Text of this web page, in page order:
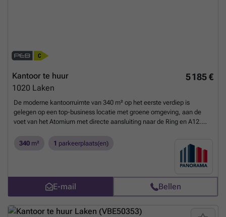
5 185 €
Kantoor te huur
1020 Laken
De moderne kantoorruimte van 340 m² op het eerste verdiep is
gelegen op een top-business locatie met groene omgeving, aan de
voet van het Atomium met directe aansluiting naar de Ring en A12.
Zaventem bevindt zich op slechts 15 min. De ruimte kan opgesplits
worden in 5 units van 68 m². Het prestigieus kantoorgebouw geniet
permanente technische & commerciële ondersteuning en 24/24u
security. Daarnaast is het gebouw voorzien van zonnepanelen,
airconditioning, veel lichtinval en een strakke eigentijdse look. Tevens
is er een zeer ruime parking voorzien van 1.500 parkeerplaatsen (in-
en outdoor) met laadmogelijkheden. Afhankelijk van uw
340 m² 1 parkeerplaats(en)
E-mail Bellen